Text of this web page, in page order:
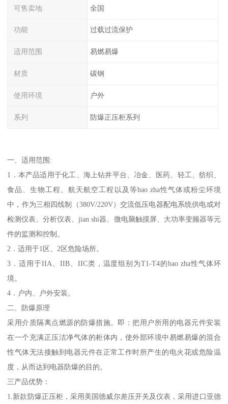
可售卖地 全国
功能 过载过流保护
适用范围 易燃易爆
材质 碳钢
使用环境 户外
系列 防爆正压柜系列
一、适用范围:
1．本产品适用于化工、海上钻井平台、冶金、医药、轻工、纺织、
食品、生物工程、航天航空工程以及等bao zha性气体或粉尘环境
中，作为三相四线制（380V/220V）交流低压电器配电系统供电或对
检测仪表、分析仪表、jian shi器、微电脑触摸屏、大功率变频器等元
件的监测和控制。
2．适用于1区、2区危险场所。
3．适用于IIA、IIB、IIC类，温度组别为T1-T4的bao zha性气体环
境。
4．户内、户外安装。
二、防爆原理
采用介质隔离点燃源的防爆措施。即：把用户所用的电器元件安装
在一个充满正压洁净气体的柜体内，使外部环境中易燃易爆的混合
性气体无法接触到电器元件在正常工作时所产生的电火花或危险温
度，从而达到电器防爆的目的。
三产品优势：
1.新款防爆正压柜，采用美国德威尔差压开关及仪表，采用进口亚德